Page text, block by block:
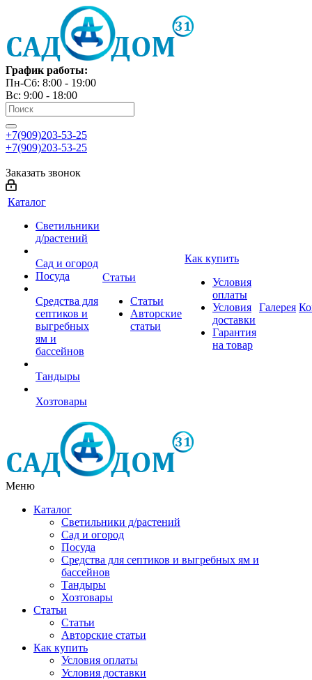
График работы:
Пн-Сб: 8:00 - 19:00
Вс: 9:00 - 18:00
+7(909)203-53-25
+7(909)203-53-25
Заказать звонок
Каталог
Светильники
д/растений
Сад и огород
Посуда
Средства для
септиков и
выгребных
ям и
бассейнов
Тандыры
Хозтовары
Статьи
Статьи
Авторские
статьи
Как купить
Условия
оплаты
Условия
доставки
Гарантия
на товар
Галерея
Меню
Каталог
Светильники д/растений
Сад и огород
Посуда
Средства для септиков и выгребных ям и
бассейнов
Тандыры
Хозтовары
Статьи
Статьи
Авторские статьи
Как купить
Условия оплаты
Условия доставки